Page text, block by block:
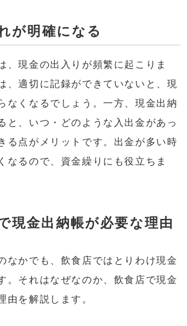
が明確になる
、現金の出入りが頻繁に起こりま
、適切に記録ができていないと、現
なくなるでしょう。一方、現金出納
と、いつ・どのような入出金があっ
る点がメリットです。出金が多い時
なるので、資金繰りにも役立ちま
現金出納帳が必要な理由
なかでも、飲食店ではとりわけ現金
。それはなぜなのか、飲食店で現金
由を解説します。